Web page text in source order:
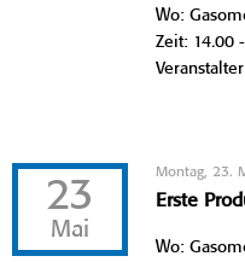
Wo:
Zeit: 14.00
23
Mai
Montag, 23.
Erste
Wo: